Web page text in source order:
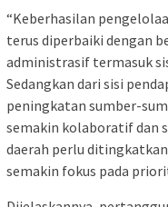
“Keberhasilan
terus diperbaiki dengan
administrasif termasuk
Sedangkan dari sisi
peningkatan sumber-
semakin kolaboratif dan
daerah perlu
semakin fokus pada